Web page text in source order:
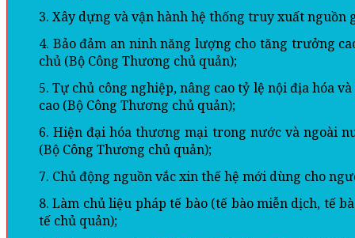
3. Xây dựng và vận hành hệ thống truy xuất
4. Bảo đảm an ninh năng lượng cho tăng trưởng
chủ (Bộ Công Thương chủ quản);
5. Tự chủ công nghiệp, nâng cao tỷ lệ nội địa hóa
cao (Bộ Công Thương chủ quản);
6. Hiện đại hóa thương mại trong nước và ngoài
(Bộ Công Thương chủ quản);
7. Chủ động nguồn vắc xin thế hệ mới dùng cho
8. Làm chủ liệu pháp tế bào (tế bào miễn dịch, tế
tế chủ quản);